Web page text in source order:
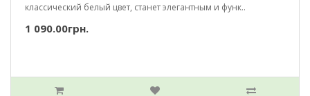
классический белый цвет, станет элегантным и функ..
1 090.00грн.